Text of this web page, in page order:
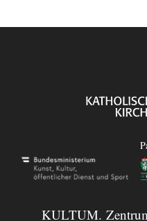
KULTUM.